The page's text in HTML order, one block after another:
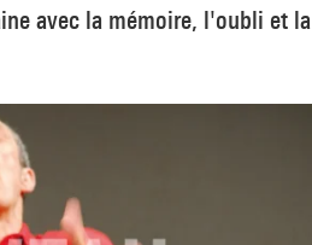
avec la mémoire, l'oubli et la